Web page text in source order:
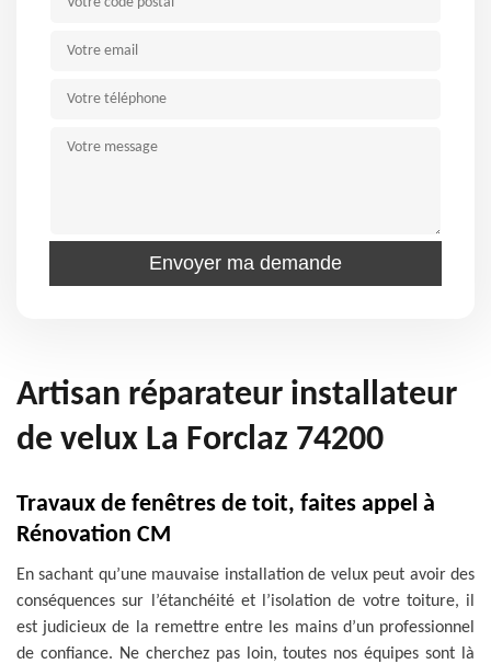
Artisan réparateur installateur
de velux La Forclaz 74200
Travaux de fenêtres de toit, faites appel à
Rénovation CM
En sachant qu’une mauvaise installation de velux peut avoir des
conséquences sur l’étanchéité et l’isolation de votre toiture, il
est judicieux de la remettre entre les mains d’un professionnel
de confiance. Ne cherchez pas loin, toutes nos équipes sont là